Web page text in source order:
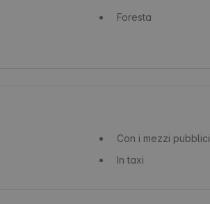
Foresta
Con i mezzi pubblici
In taxi